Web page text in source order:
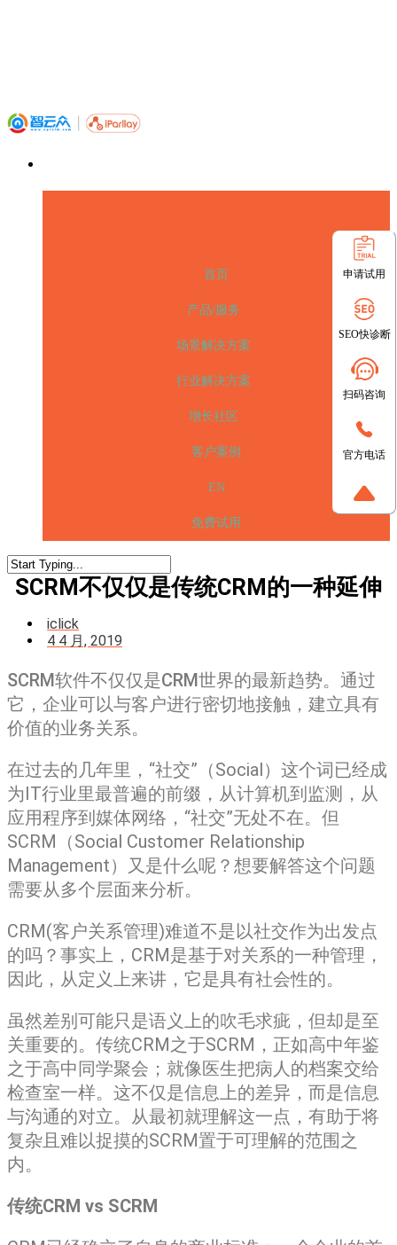
首页
产品/服务
场景解决方案
行业解决方案
增长社区
客户案例
EN
免费试用
SCRM不仅仅是传统CRM的一种延伸
iclick
4 4 月, 2019
SCRM软件不仅仅是CRM世界的最新趋势。通过
它，企业可以与客户进行密切地接触，建立具有
价值的业务关系。
在过去的几年里，“社交”（Social）这个词已经成
为IT行业里最普遍的前缀，从计算机到监测，从
应用程序到媒体网络，“社交”无处不在。但
SCRM（Social Customer Relationship
Management）又是什么呢？想要解答这个问题
需要从多个层面来分析。
CRM(客户关系管理)难道不是以社交作为出发点
的吗？事实上，CRM是基于对关系的一种管理，
因此，从定义上来讲，它是具有社会性的。
虽然差别可能只是语义上的吹毛求疵，但却是至
关重要的。传统CRM之于SCRM，正如高中年鉴
之于高中同学聚会；就像医生把病人的档案交给
检查室一样。这不仅是信息上的差异，而是信息
与沟通的对立。从最初就理解这一点，有助于将
复杂且难以捉摸的SCRM置于可理解的范围之
内。
传统CRM vs SCRM
申请试用
SEO快诊断
扫码咨询
官方电话